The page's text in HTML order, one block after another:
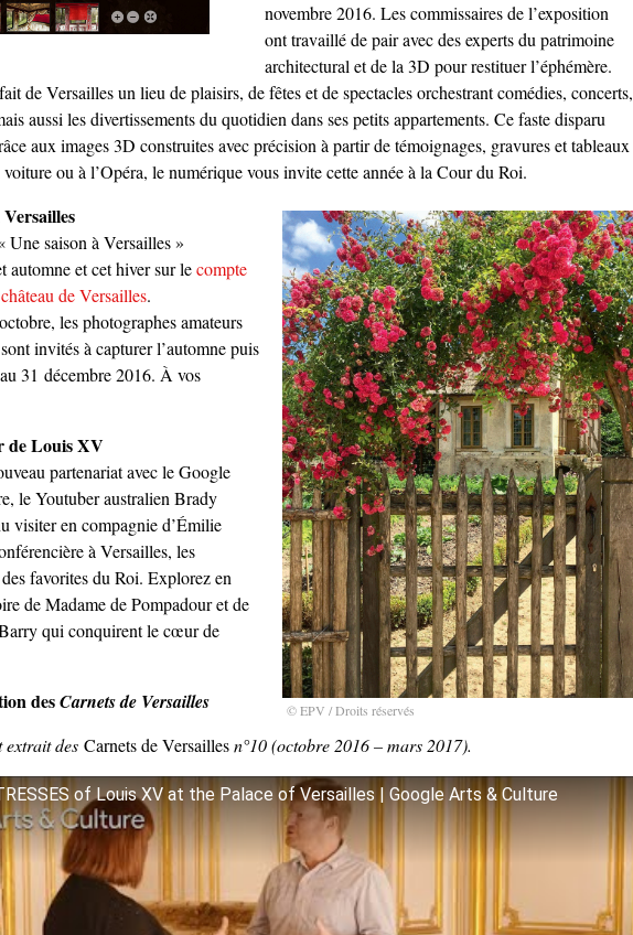
novembre 2016. Les commissaires de l’exposition
ont travaillé de pair avec des experts du patrimoine
architectural et de la 3D pour restituer l’éphémère.
de Versailles un lieu de plaisirs, de fêtes et de spectacles orchestrant comédies, concerts,
aussi les divertissements du quotidien dans ses petits appartements. Ce faste disparu
aux images 3D construites avec précision à partir de témoignages, gravures et tableaux
voiture ou à l’Opéra, le numérique vous invite cette année à la Cour du Roi.
© EPV / Droits réservés
Une saison à Versailles »
automne et cet hiver sur lecompte
de Versailles.
les photographes amateurs
invités à capturer l’automne puis
au 31 décembre 2016. À vos
de Louis XV
partenariat avec le Google
le Youtuber australien Brady
visiter en compagnie d’Émilie
à Versailles, les
favorites du Roi. Explorez en
de Madame de Pompadour et de
qui conquirent le cœur de
desCarnets de Versailles
extrait des Carnets de Versaillesn°10 (octobre 2016 – mars 2017).
of Louis XV at the Palace of Versailles | Google Arts & Culture